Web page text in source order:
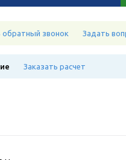
обратный звонок Задать
Заказать расчет